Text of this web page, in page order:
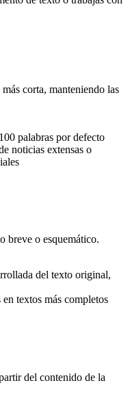
corta, manteniendo las
palabras por defecto
noticias extensas o
breve o esquemático.
del texto original,
textos más completos
del contenido de la